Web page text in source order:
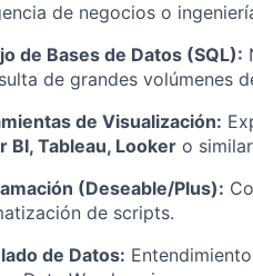
de negocios o
de Bases de Datos (SQL):
de grandes volúmenes
de Visualización:
BI, Tableau, Looker o
(Deseable/Plus):
de scripts.
de Datos: